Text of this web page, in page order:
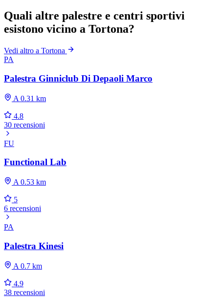
Quali altre palestre e centri sportivi
esistono vicino a Tortona?
Vedi altro a Tortona
PA
Palestra Ginniclub Di Depaoli Marco
A 0.31 km
4.8
30 recensioni
FU
Functional Lab
A 0.53 km
5
6 recensioni
PA
Palestra Kinesi
A 0.7 km
4.9
38 recensioni